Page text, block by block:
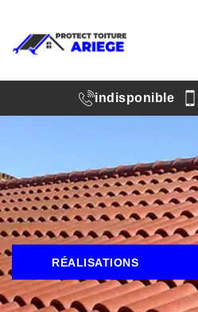
indisponible
RÉALISATIONS